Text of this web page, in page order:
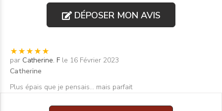
DÉPOSER MON AVIS
par Catherine. F le 16 Février 2023
Catherine
Plus épais que je pensais... mais parfait